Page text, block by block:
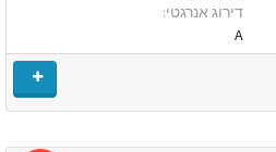
דירוג אנרגטי:
A